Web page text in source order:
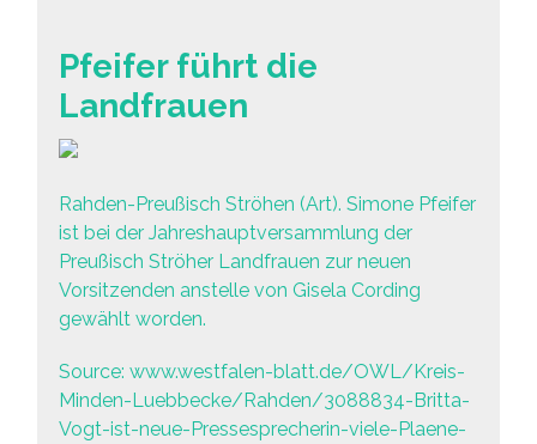
Pfeifer führt die
Landfrauen
Rahden-Preußisch Ströhen (Art). Simone Pfeifer
ist bei der Jahreshauptversammlung der
Preußisch Ströher Landfrauen zur neuen
Vorsitzenden anstelle von Gisela Cording
gewählt worden.
Source: www.westfalen-blatt.de/OWL/Kreis-
Minden-Luebbecke/Rahden/3088834-Britta-
Vogt-ist-neue-Pressesprecherin-viele-Plaene-